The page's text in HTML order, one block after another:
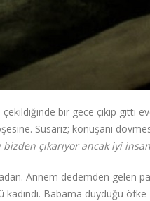
çekildiğinde bir gece çıkıp gitti
Susarız; konuşanı
bizden çıkarıyor ancak iyi
Annem dedemden gelen
kadındı. Babama duyduğu